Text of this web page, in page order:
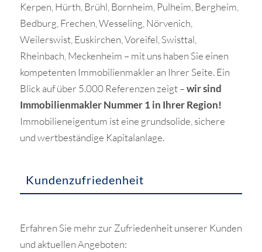
Kerpen, Hürth, Brühl, Bornheim, Pulheim, Bergheim,
Bedburg, Frechen, Wesseling, Nörvenich,
Weilerswist, Euskirchen, Voreifel, Swisttal,
Rheinbach, Meckenheim – mit uns haben Sie einen
kompetenten Immobilienmakler an Ihrer Seite. Ein
Blick auf über 5.000 Referenzen zeigt –wir sind
Immobilienmakler Nummer 1 in Ihrer Region!
Immobilieneigentum ist eine grundsolide, sichere
und wertbeständige Kapitalanlage.
Kundenzufriedenheit
Erfahren Sie mehr zur Zufriedenheit unserer Kunden
und aktuellen Angeboten: